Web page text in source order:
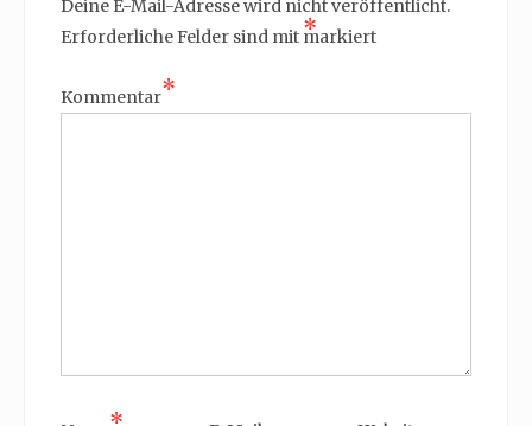
Deine E-Mail-Adresse wird nicht veröffentlicht.
Erforderliche Felder sind mit *
markiert
Kommentar*